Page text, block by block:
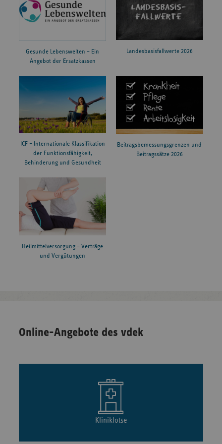
Gesunde Lebenswelten – Ein
Angebot der Ersatzkassen
Landesbasisfallwerte 2026
ICF – Internationale Klassifikation
der Funktionsfähigkeit,
Behinderung und Gesundheit
Beitragsbemessungsgrenzen und
Beitragssätze 2026
Heilmittelversorgung – Verträge
und Vergütungen
Online-Angebote des vdek
Kliniklotse